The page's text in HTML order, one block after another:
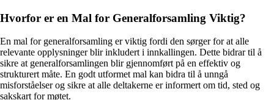
Hvorfor er en Mal for Generalforsamling Viktig?
En mal for generalforsamling er viktig fordi den sørger for at alle
relevante opplysninger blir inkludert i innkallingen. Dette bidrar til å
sikre at generalforsamlingen blir gjennomført på en effektiv og
strukturert måte. En godt utformet mal kan bidra til å unngå
misforståelser og sikre at alle deltakerne er informert om tid, sted og
sakskart for møtet.